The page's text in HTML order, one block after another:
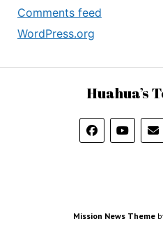
Comments feed
WordPress.org
Huahua’s
Mission News Theme